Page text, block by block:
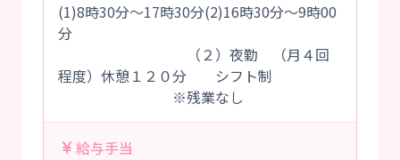
(1)8時30分～17時30分(2)16時30分～9時00
分
（２）夜勤 （月４回
程度）休憩１２０分 シフト制
※残業なし
給与手当